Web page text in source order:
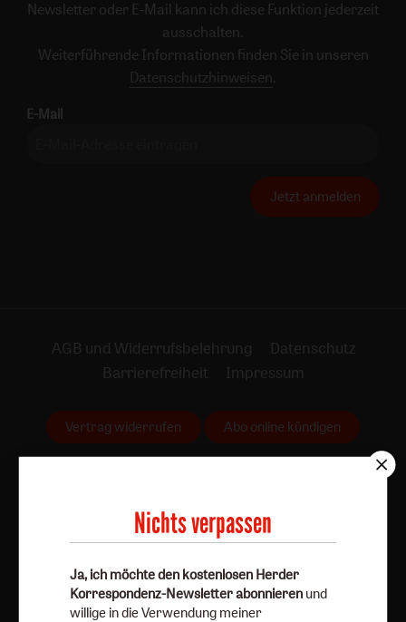
Newsletter oder E-Mail kann ich diese Funktion jederzeit
ausschalten.
Weiterführende Informationen finden Sie in unseren
Datenschutzhinweisen .
E-Mail
Jetzt anmelden
AGB und Widerrufsbelehrung
Datenschutz
Barrierefreiheit
Impressum
Vertrag widerrufen Abo online kündigen
Nichts verpassen
Ja, ich möchte den kostenlosen Herder
Korrespondenz-Newsletter abonnieren und
willige in die Verwendung meiner